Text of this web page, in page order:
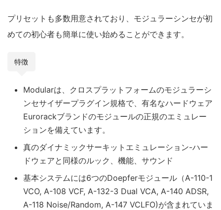
プリセットも多数用意されており、モジュラーシンセが初
めての初心者も簡単に使い始めることができます。
特徴
Modularは、クロスプラットフォームのモジュラーシ
ンセサイザープラグイン規格で、有名なハードウェア
Eurorackブランドのモジュールの正規のエミュレー
ションを備えています。
真のダイナミックサーキットエミュレーション-ハー
ドウェアと同様のルック、機能、サウンド
基本システムには6つのDoepferモジュール（A-110-1
VCO, A-108 VCF, A-132-3 Dual VCA, A-140 ADSR,
A-118 Noise/Random, A-147 VCLFO)が含まれていま